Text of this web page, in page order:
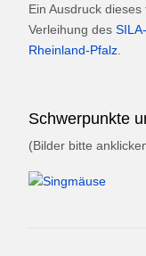
Ein Ausdruck
Verleihung des
Rheinland-Pfalz
Schwerpunkte
(Bilder bitte